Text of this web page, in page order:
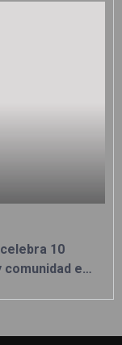
10
en